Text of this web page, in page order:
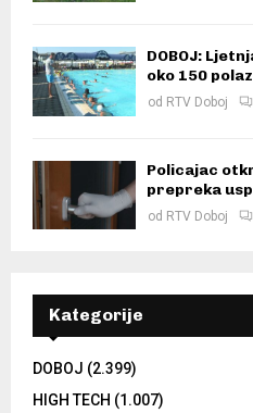
DOBOJ:
oko 150
od RTV Doboj
Policajac
prepreka
od RTV Doboj
Kategorije
DOBOJ (2.399)
HIGH TECH (1.007)